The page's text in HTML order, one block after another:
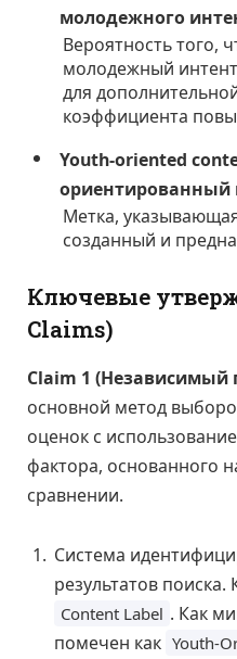
молодежного
Вероятность того,
молодежный
для
коэффициента
Youth-oriented
ориентированный
Метка,
созданный и
Ключевые
Claims)
Claim 1 (Независимый
основной метод
оценок с
фактора, основанного
сравнении.
Система
результатов
Content Label . Как
помечен как Youth-